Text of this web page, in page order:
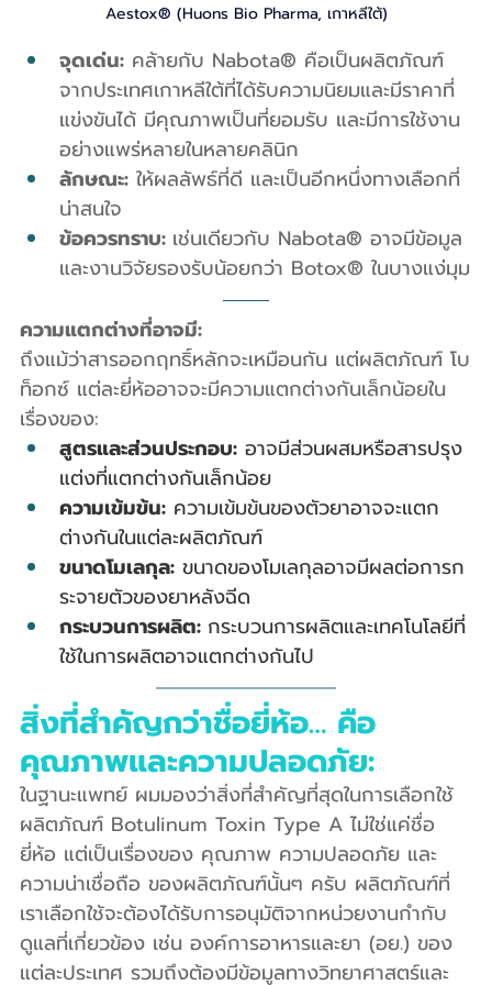
Aestox® (Huons Bio Pharma, เกาหลีใต้)
จุดเด่น: คล้ายกับ Nabota® คือเป็นผลิตภัณฑ์
จากประเทศเกาหลีใต้ที่ได้รับความนิยมและมีราคาที่
แข่งขันได้ มีคุณภาพเป็นที่ยอมรับ และมีการใช้งาน
อย่างแพร่หลายในหลายคลินิก
ลักษณะ: ให้ผลลัพธ์ที่ดี และเป็นอีกหนึ่งทางเลือกที่
น่าสนใจ
ข้อควรทราบ: เช่นเดียวกับ Nabota® อาจมีข้อมูล
และงานวิจัยรองรับน้อยกว่า Botox® ในบางแง่มุม
ความแตกต่างที่อาจมี:
ถึงแม้ว่าสารออกฤทธิ์หลักจะเหมือนกัน แต่ผลิตภัณฑ์ โบ
ท็อกซ์ แต่ละยี่ห้ออาจจะมีความแตกต่างกันเล็กน้อยใน
เรื่องของ:
สูตรและส่วนประกอบ: อาจมีส่วนผสมหรือสารปรุง
แต่งที่แตกต่างกันเล็กน้อย
ความเข้มข้น: ความเข้มข้นของตัวยาอาจจะแตก
ต่างกันในแต่ละผลิตภัณฑ์
ขนาดโมเลกุล: ขนาดของโมเลกุลอาจมีผลต่อการก
ระจายตัวของยาหลังฉีด
กระบวนการผลิต: กระบวนการผลิตและเทคโนโลยีที่
ใช้ในการผลิตอาจแตกต่างกันไป
สิ่งที่สำคัญกว่าชื่อยี่ห้อ… คือ
คุณภาพและความปลอดภัย:
ในฐานะแพทย์ ผมมองว่าสิ่งที่สำคัญที่สุดในการเลือกใช้
ผลิตภัณฑ์ Botulinum Toxin Type A ไม่ใช่แค่ชื่อ
ยี่ห้อ แต่เป็นเรื่องของ คุณภาพ ความปลอดภัย และ
ความน่าเชื่อถือ ของผลิตภัณฑ์นั้นๆ ครับ ผลิตภัณฑ์ที่
เราเลือกใช้จะต้องได้รับการอนุมัติจากหน่วยงานกำกับ
ดูแลที่เกี่ยวข้อง เช่น องค์การอาหารและยา (อย.) ของ
แต่ละประเทศ รวมถึงต้องมีข้อมูลทางวิทยาศาสตร์และ